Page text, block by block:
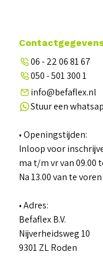
06 - 22 06 81 67
050 - 501 300 1
info@befaflex.nl
Stuur een
• Openingstijden:
Inloop voor
ma t/m vr van 09.00
Na 13.00 van te
• Adres:
Befaflex B.V.
Nijverheidsweg 10
9301 ZL Roden